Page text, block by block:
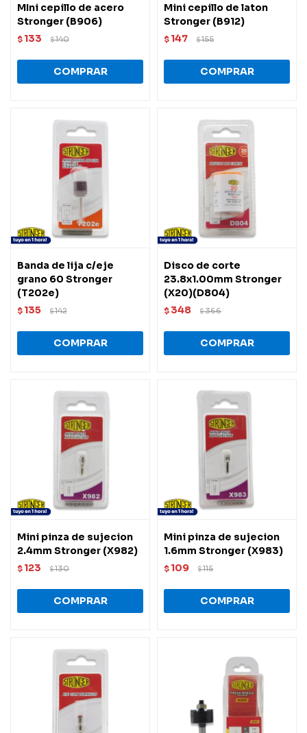
MIni cepillo de acero
Stronger (B906)
$ 133 $140
Mini cepillo de laton
Stronger (B912)
$ 147 $155
Banda de lija c/eje
grano 60 Stronger
(T202e)
$ 135 $142
Disco de corte
23.8x1.00mm Stronger
(X20)(D804)
$ 348 $366
Mini pinza de sujecion
2.4mm Stronger (X982)
$ 123 $130
Mini pinza de sujecion
1.6mm Stronger (X983)
$ 109 $115